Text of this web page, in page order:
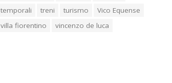
temporali
treni turismo
Vico Equense
villa fiorentino
vincenzo de luca